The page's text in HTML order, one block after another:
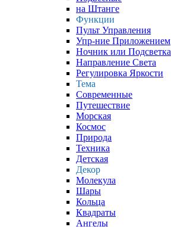
на Штанге
Функции
Пульт Управления
Упр-ние Приложением
Ночник или Подсветка
Направление Света
Регулировка Яркости
Тема
Современные
Путешествие
Морская
Космос
Природа
Техника
Детская
Декор
Молекула
Шары
Кольца
Квадраты
Ангелы